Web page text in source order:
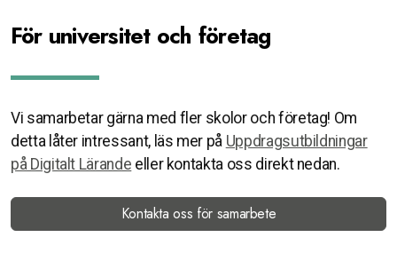
För universitet och företag
Vi samarbetar gärna med fler skolor och företag! Om
detta låter intressant, läs mer på Uppdragsutbildningar
på Digitalt Lärande eller kontakta oss direkt nedan.
Kontakta oss för samarbete